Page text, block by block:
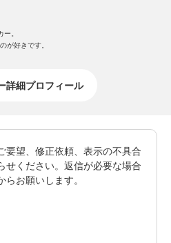
。
が好きです。
詳細プロフィール
要望、修正依頼、表示の不具合
せください。返信が必要な場合
らお願いします。